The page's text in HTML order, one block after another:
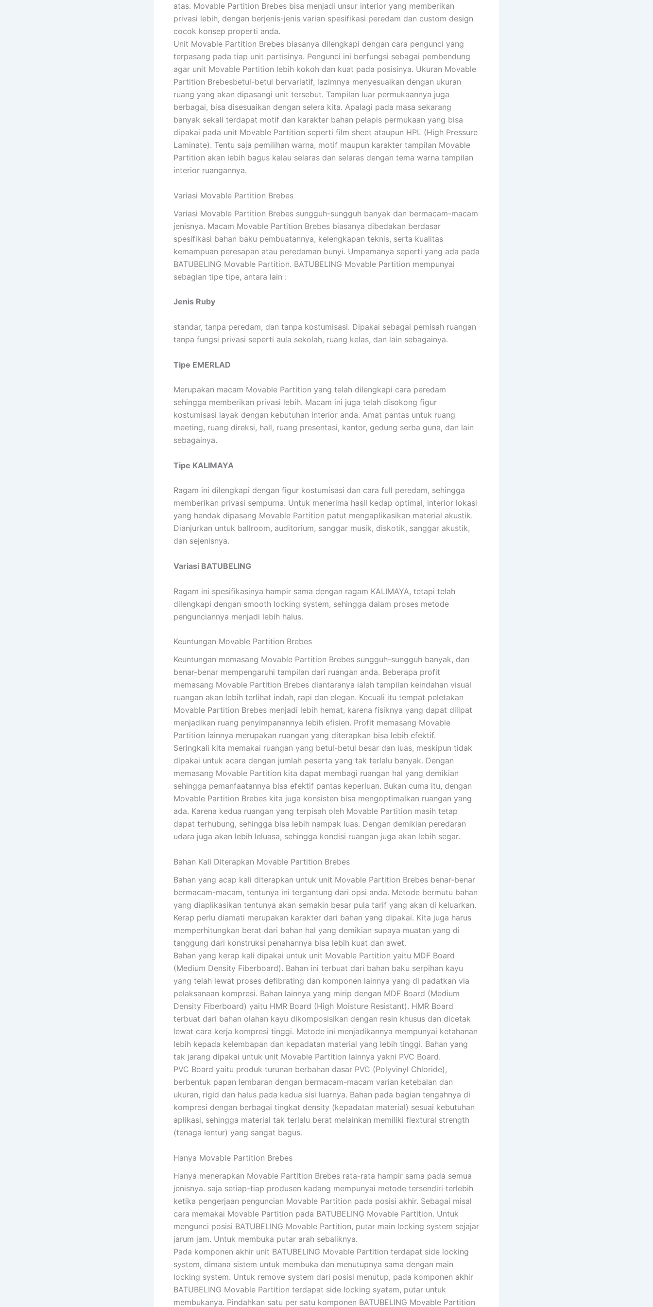
atas. Movable Partition Brebes bisa menjadi unsur interior yang memberikan
privasi lebih, dengan berjenis-jenis varian spesifikasi peredam dan custom design
cocok konsep properti anda.
Unit Movable Partition Brebes biasanya dilengkapi dengan cara pengunci yang
terpasang pada tiap unit partisinya. Pengunci ini berfungsi sebagai pembendung
agar unit Movable Partition lebih kokoh dan kuat pada posisinya. Ukuran Movable
Partition Brebesbetul-betul bervariatif, lazimnya menyesuaikan dengan ukuran
ruang yang akan dipasangi unit tersebut. Tampilan luar permukaannya juga
berbagai, bisa disesuaikan dengan selera kita. Apalagi pada masa sekarang
banyak sekali terdapat motif dan karakter bahan pelapis permukaan yang bisa
dipakai pada unit Movable Partition seperti film sheet ataupun HPL (High Pressure
Laminate). Tentu saja pemilihan warna, motif maupun karakter tampilan Movable
Partition akan lebih bagus kalau selaras dan selaras dengan tema warna tampilan
interior ruangannya.
Variasi Movable Partition Brebes
Variasi Movable Partition Brebes sungguh-sungguh banyak dan bermacam-macam
jenisnya. Macam Movable Partition Brebes biasanya dibedakan berdasar
spesifikasi bahan baku pembuatannya, kelengkapan teknis, serta kualitas
kemampuan peresapan atau peredaman bunyi. Umpamanya seperti yang ada pada
BATUBELING Movable Partition. BATUBELING Movable Partition mempunyai
sebagian tipe tipe, antara lain :
Jenis Ruby
standar, tanpa peredam, dan tanpa kostumisasi. Dipakai sebagai pemisah ruangan
tanpa fungsi privasi seperti aula sekolah, ruang kelas, dan lain sebagainya.
Tipe EMERLAD
Merupakan macam Movable Partition yang telah dilengkapi cara peredam
sehingga memberikan privasi lebih. Macam ini juga telah disokong figur
kostumisasi layak dengan kebutuhan interior anda. Amat pantas untuk ruang
meeting, ruang direksi, hall, ruang presentasi, kantor, gedung serba guna, dan lain
sebagainya.
Tipe KALIMAYA
Ragam ini dilengkapi dengan figur kostumisasi dan cara full peredam, sehingga
memberikan privasi sempurna. Untuk menerima hasil kedap optimal, interior lokasi
yang hendak dipasang Movable Partition patut mengaplikasikan material akustik.
Dianjurkan untuk ballroom, auditorium, sanggar musik, diskotik, sanggar akustik,
dan sejenisnya.
Variasi BATUBELING
Ragam ini spesifikasinya hampir sama dengan ragam KALIMAYA, tetapi telah
dilengkapi dengan smooth locking system, sehingga dalam proses metode
pengunciannya menjadi lebih halus.
Keuntungan Movable Partition Brebes
Keuntungan memasang Movable Partition Brebes sungguh-sungguh banyak, dan
benar-benar mempengaruhi tampilan dari ruangan anda. Beberapa profit
memasang Movable Partition Brebes diantaranya ialah tampilan keindahan visual
ruangan akan lebih terlihat indah, rapi dan elegan. Kecuali itu tempat peletakan
Movable Partition Brebes menjadi lebih hemat, karena fisiknya yang dapat dilipat
menjadikan ruang penyimpanannya lebih efisien. Profit memasang Movable
Partition lainnya merupakan ruangan yang diterapkan bisa lebih efektif.
Seringkali kita memakai ruangan yang betul-betul besar dan luas, meskipun tidak
dipakai untuk acara dengan jumlah peserta yang tak terlalu banyak. Dengan
memasang Movable Partition kita dapat membagi ruangan hal yang demikian
sehingga pemanfaatannya bisa efektif pantas keperluan. Bukan cuma itu, dengan
Movable Partition Brebes kita juga konsisten bisa mengoptimalkan ruangan yang
ada. Karena kedua ruangan yang terpisah oleh Movable Partition masih tetap
dapat terhubung, sehingga bisa lebih nampak luas. Dengan demikian peredaran
udara juga akan lebih leluasa, sehingga kondisi ruangan juga akan lebih segar.
Bahan Kali Diterapkan Movable Partition Brebes
Bahan yang acap kali diterapkan untuk unit Movable Partition Brebes benar-benar
bermacam-macam, tentunya ini tergantung dari opsi anda. Metode bermutu bahan
yang diaplikasikan tentunya akan semakin besar pula tarif yang akan di keluarkan.
Kerap perlu diamati merupakan karakter dari bahan yang dipakai. Kita juga harus
memperhitungkan berat dari bahan hal yang demikian supaya muatan yang di
tanggung dari konstruksi penahannya bisa lebih kuat dan awet.
Bahan yang kerap kali dipakai untuk unit Movable Partition yaitu MDF Board
(Medium Density Fiberboard). Bahan ini terbuat dari bahan baku serpihan kayu
yang telah lewat proses defibrating dan komponen lainnya yang di padatkan via
pelaksanaan kompresi. Bahan lainnya yang mirip dengan MDF Board (Medium
Density Fiberboard) yaitu HMR Board (High Moisture Resistant). HMR Board
terbuat dari bahan olahan kayu dikomposisikan dengan resin khusus dan dicetak
lewat cara kerja kompresi tinggi. Metode ini menjadikannya mempunyai ketahanan
lebih kepada kelembapan dan kepadatan material yang lebih tinggi. Bahan yang
tak jarang dipakai untuk unit Movable Partition lainnya yakni PVC Board.
PVC Board yaitu produk turunan berbahan dasar PVC (Polyvinyl Chloride),
berbentuk papan lembaran dengan bermacam-macam varian ketebalan dan
ukuran, rigid dan halus pada kedua sisi luarnya. Bahan pada bagian tengahnya di
kompresi dengan berbagai tingkat density (kepadatan material) sesuai kebutuhan
aplikasi, sehingga material tak terlalu berat melainkan memiliki flextural strength
(tenaga lentur) yang sangat bagus.
Hanya Movable Partition Brebes
Hanya menerapkan Movable Partition Brebes rata-rata hampir sama pada semua
jenisnya. saja setiap-tiap produsen kadang mempunyai metode tersendiri terlebih
ketika pengerjaan penguncian Movable Partition pada posisi akhir. Sebagai misal
cara memakai Movable Partition pada BATUBELING Movable Partition. Untuk
mengunci posisi BATUBELING Movable Partition, putar main locking system sejajar
jarum jam. Untuk membuka putar arah sebaliknya.
Pada komponen akhir unit BATUBELING Movable Partition terdapat side locking
system, dimana sistem untuk membuka dan menutupnya sama dengan main
locking system. Untuk remove system dari posisi menutup, pada komponen akhir
BATUBELING Movable Partition terdapat side locking syatem, putar untuk
membukanya. Pindahkan satu per satu komponen BATUBELING Movable Partition